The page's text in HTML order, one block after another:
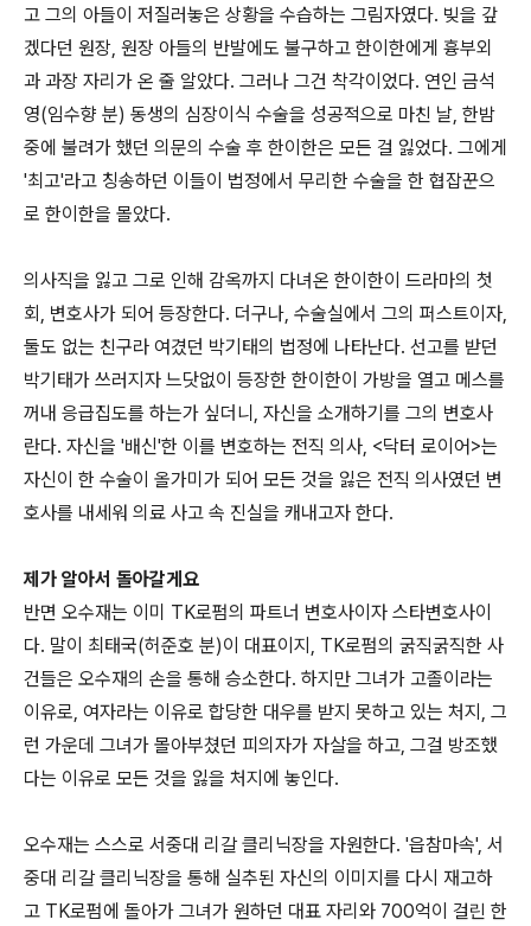
고 그의 아들이 저질러놓은 상황을 수습하는 그림자였다. 빚을 갚
겠다던 원장, 원장 아들의 반발에도 불구하고 한이한에게 흉부외
과 과장 자리가 온 줄 알았다. 그러나 그건 착각이었다. 연인 금석
영(임수향 분) 동생의 심장이식 수술을 성공적으로 마친 날, 한밤
중에 불려가 했던 의문의 수술 후 한이한은 모든 걸 잃었다. 그에게
'최고'라고 칭송하던 이들이 법정에서 무리한 수술을 한 협잡꾼으
로 한이한을 몰았다.
의사직을 잃고 그로 인해 감옥까지 다녀온 한이한이 드라마의 첫
회, 변호사가 되어 등장한다. 더구나, 수술실에서 그의 퍼스트이자,
둘도 없는 친구라 여겼던 박기태의 법정에 나타난다. 선고를 받던
박기태가 쓰러지자 느닷없이 등장한 한이한이 가방을 열고 메스를
꺼내 응급집도를 하는가 싶더니, 자신을 소개하기를 그의 변호사
란다. 자신을 '배신'한 이를 변호하는 전직 의사, <닥터 로이어>는
자신이 한 수술이 올가미가 되어 모든 것을 잃은 전직 의사였던 변
호사를 내세워 의료 사고 속 진실을 캐내고자 한다.
제가 알아서 돌아갈게요
반면 오수재는 이미 TK로펌의 파트너 변호사이자 스타변호사이
다. 말이 최태국(허준호 분)이 대표이지, TK로펌의 굵직굵직한 사
건들은 오수재의 손을 통해 승소한다. 하지만 그녀가 고졸이라는
이유로, 여자라는 이유로 합당한 대우를 받지 못하고 있는 처지, 그
런 가운데 그녀가 몰아부쳤던 피의자가 자살을 하고, 그걸 방조했
다는 이유로 모든 것을 잃을 처지에 놓인다.
오수재는 스스로 서중대 리갈 클리닉장을 자원한다. '읍참마속', 서
중대 리갈 클리닉장을 통해 실추된 자신의 이미지를 다시 재고하
고 TK로펌에 돌아가 그녀가 원하던 대표 자리와 700억이 걸린 한